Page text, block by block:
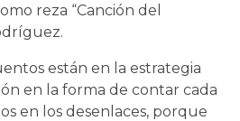
reza “Canción del
están en la estrategia
en la forma de contar cada
en los desenlaces, porque